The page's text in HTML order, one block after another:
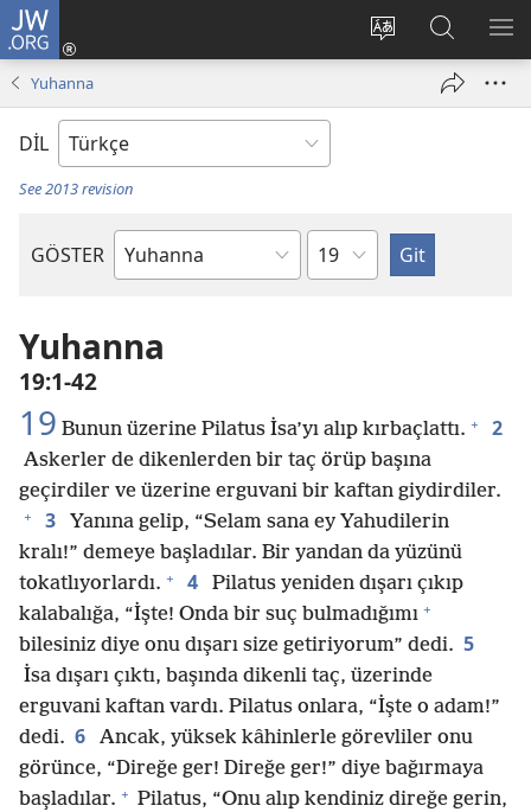
JW.ORG
Site
değiştir
Oturum
Aç
Sitede
Ara
Yuhanna
DİL
See 2013 revision
GÖSTER
Kutsal
Bölüm
Yuhanna
19:1-42
19 Bunun üzerine Pilatus İsa’yı alıp kırbaçlattı. + 2
Askerler de dikenlerden bir taç örüp başına
geçirdiler ve üzerine erguvani bir kaftan giydirdiler.
+ 3
Yanına gelip, “Selam sana ey Yahudilerin
kralı!” demeye başladılar. Bir yandan da yüzünü
tokatlıyorlardı. + 4
Pilatus yeniden dışarı çıkıp
kalabalığa, “İşte! Onda bir suç bulmadığımı +
bilesiniz diye onu dışarı size getiriyorum” dedi. 5
İsa dışarı çıktı, başında dikenli taç, üzerinde
erguvani kaftan vardı. Pilatus onlara, “İşte o adam!”
dedi. 6
Ancak, yüksek kâhinlerle görevliler onu
görünce, “Direğe ger! Direğe ger!” diye bağırmaya
başladılar. + Pilatus, “Onu alıp kendiniz direğe gerin,